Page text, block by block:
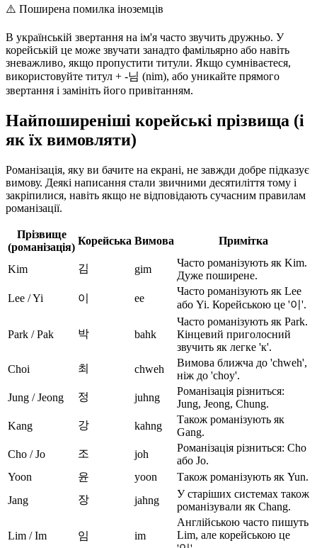
⚠️ Поширена помилка іноземців
В українській звертання на ім'я часто звучить дружньо. У
корейській це може звучати занадто фамільярно або навіть
зневажливо, якщо пропустити титули. Якщо сумніваєтеся,
використовуйте титул + -님 (nim), або уникайте прямого
звертання і замініть його привітанням.
Найпоширеніші корейські прізвища (і
як їх вимовляти)
Романізація, яку ви бачите на екрані, не завжди добре підказує
вимову. Деякі написання стали звичними десятиліття тому і
закріпилися, навіть якщо не відповідають сучасним правилам
романізації.
Прізвище
(романізація)
Корейська Вимова Примітка
Kim 김 gim
Часто романізують як Kim.
Дуже поширене.
Lee / Yi
이 ee
Часто романізують як Lee
або Yi. Корейською це '이'.
Park / Pak 박 bahk
Часто романізують як Park.
Кінцевий приголосний
звучить як легке 'к'.
Choi
최 chweh
Вимова ближча до 'chweh',
ніж до 'choy'.
Jung / Jeong
정 juhng
Романізація різниться:
Jung, Jeong, Chung.
Kang
강 kahng
Також романізують як
Gang.
Cho / Jo
조 joh
Романізація різниться: Cho
або Jo.
Yoon
윤 yoon
Також романізують як Yun.
Jang
장 jahng
У старіших системах також
романізували як Chang.
Lim / Im 임 im
Англійською часто пишуть
Lim, але корейською це